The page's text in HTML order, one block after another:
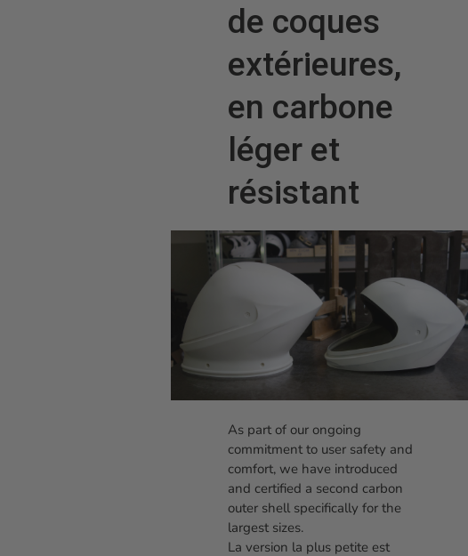
de coques
extérieures,
en carbone
léger et
résistant
As part of our ongoing
commitment to user safety and
comfort, we have introduced
and certified a second carbon
outer shell specifically for the
largest sizes.
La version la plus petite est